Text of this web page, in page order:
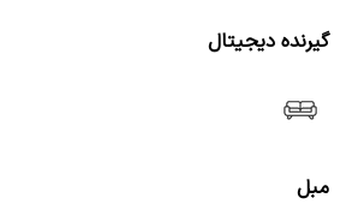
گیرنده دیجیتال
مبل